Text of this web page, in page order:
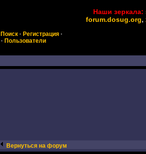
Наши зеркала:
forum.dosug.org,
Поиск· Регистрация·
· Пользователи
Вернуться на форум